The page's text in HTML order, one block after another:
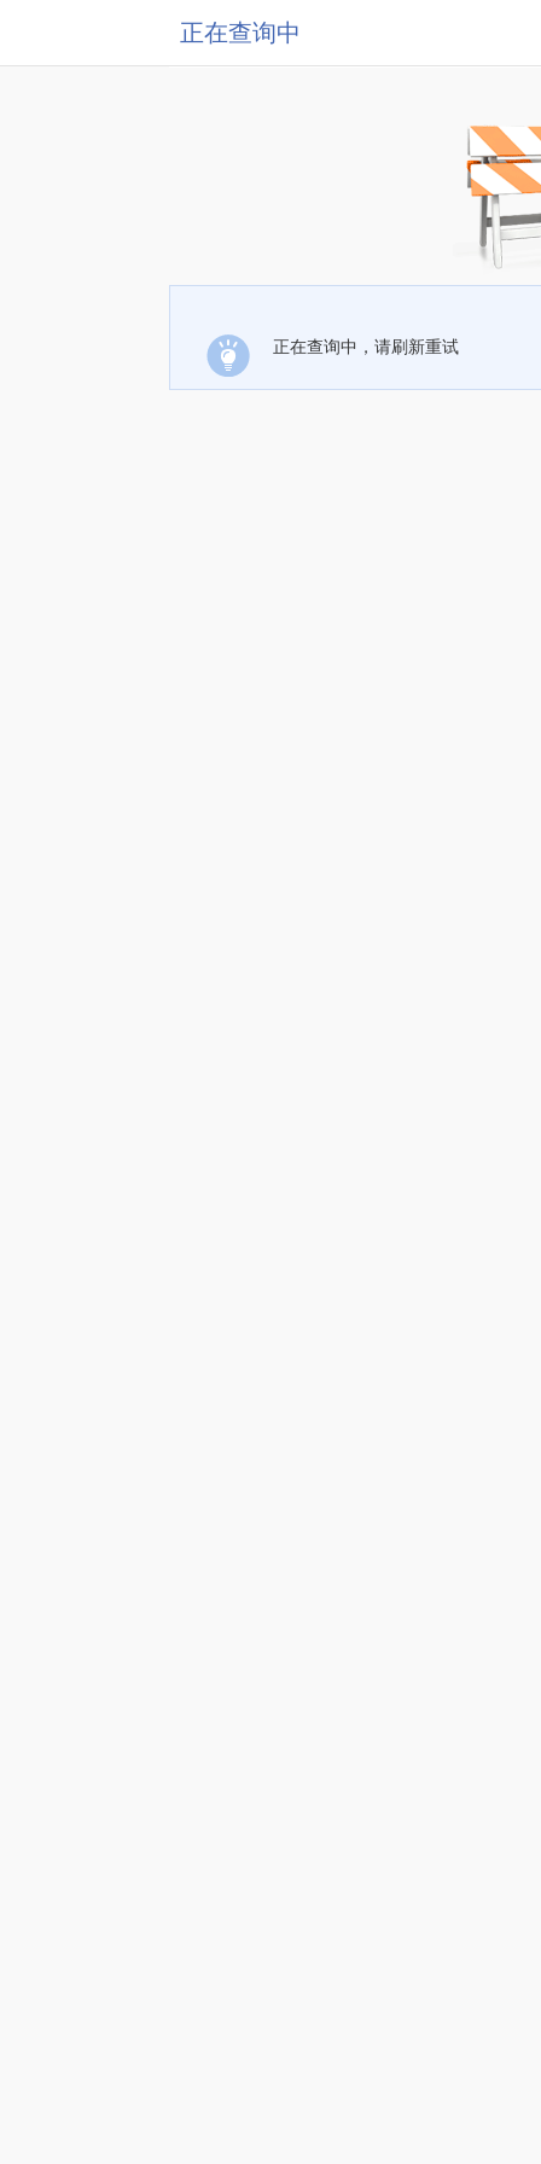
正在查询中
正在查询中，请刷新重试